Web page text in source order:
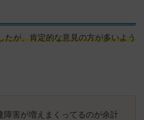
たが、肯定的な意見の方が多いよう
障害が増えまくってるのが余計